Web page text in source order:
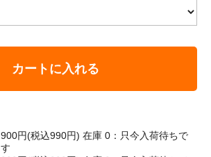
カートに入れる
900円(税込990円) 在庫 0：只今入荷待ちで
す